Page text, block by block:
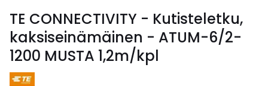
TE CONNECTIVITY - Kutisteletku,
kaksiseinämäinen - ATUM-6/2-
1200 MUSTA 1,2m/kpl